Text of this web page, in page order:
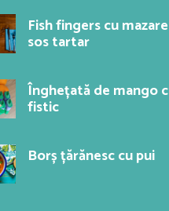
Fish fingers cu
sos tartar
Înghețată de mango
fistic
Borș țărănesc cu pui